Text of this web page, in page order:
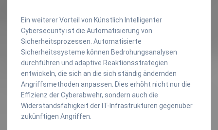
Ein weiterer Vorteil von Künstlich Intelligenter
Cybersecurity ist die Automatisierung von
Sicherheitsprozessen. Automatisierte
Sicherheitssysteme können Bedrohungsanalysen
durchführen und adaptive Reaktionsstrategien
entwickeln, die sich an die sich ständig ändernden
Angriffsmethoden anpassen. Dies erhöht nicht nur die
Effizienz der Cyberabwehr, sondern auch die
Widerstandsfähigkeit der IT-Infrastrukturen gegenüber
zukünftigen Angriffen.